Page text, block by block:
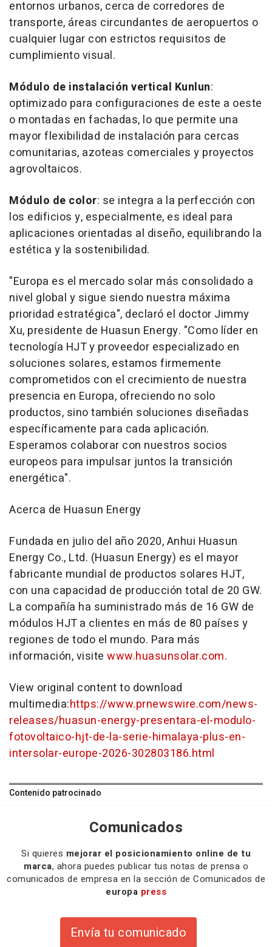
entornos urbanos, cerca de corredores de
transporte, áreas circundantes de aeropuertos o
cualquier lugar con estrictos requisitos de
cumplimiento visual.
Módulo de instalación vertical Kunlun:
optimizado para configuraciones de este a oeste
o montadas en fachadas, lo que permite una
mayor flexibilidad de instalación para cercas
comunitarias, azoteas comerciales y proyectos
agrovoltaicos.
Módulo de color: se integra a la perfección con
los edificios y, especialmente, es ideal para
aplicaciones orientadas al diseño, equilibrando la
estética y la sostenibilidad.
"Europa es el mercado solar más consolidado a
nivel global y sigue siendo nuestra máxima
prioridad estratégica", declaró el doctor Jimmy
Xu, presidente de Huasun Energy. "Como líder en
tecnología HJT y proveedor especializado en
soluciones solares, estamos firmemente
comprometidos con el crecimiento de nuestra
presencia en Europa, ofreciendo no solo
productos, sino también soluciones diseñadas
específicamente para cada aplicación.
Esperamos colaborar con nuestros socios
europeos para impulsar juntos la transición
energética".
Acerca de Huasun Energy
Fundada en julio del año 2020, Anhui Huasun
Energy Co., Ltd. (Huasun Energy) es el mayor
fabricante mundial de productos solares HJT,
con una capacidad de producción total de 20 GW.
La compañía ha suministrado más de 16 GW de
módulos HJT a clientes en más de 80 países y
regiones de todo el mundo. Para más
información, visite www.huasunsolar.com.
View original content to download
multimedia:https://www.prnewswire.com/news-
releases/huasun-energy-presentara-el-modulo-
fotovoltaico-hjt-de-la-serie-himalaya-plus-en-
intersolar-europe-2026-302803186.html
Contenido patrocinado
Comunicados
Si quieres mejorar el posicionamiento online de tu
marca, ahora puedes publicar tus notas de prensa o
comunicados de empresa en la sección de Comunicados de
europa press
Envía tu comunicado